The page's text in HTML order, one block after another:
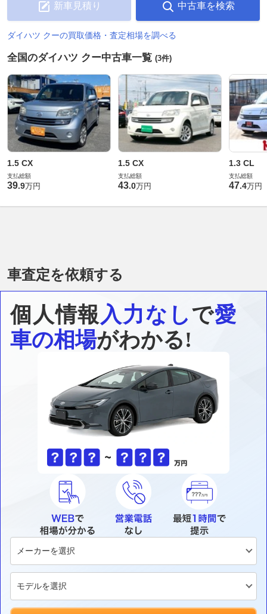
新車見積り 中古車を検索
ダイハツ クーの買取価格・査定相場を調べる
全国のダイハツ クー中古車一覧 (3件)
1.5 CX
支払総額
39.9万円
1.5 CX
支払総額
43.0万円
1.3 CL
支払総額
47.4万円
車査定を依頼する
個人情報入力なしで愛
車の相場がわかる!